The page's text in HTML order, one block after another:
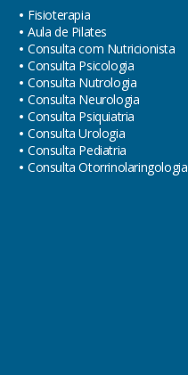
Fisioterapia
Aula de Pilates
Consulta com Nutricionista
Consulta Psicologia
Consulta Nutrologia
Consulta Neurologia
Consulta Psiquiatria
Consulta Urologia
Consulta Pediatria
Consulta Otorrinolaringologia